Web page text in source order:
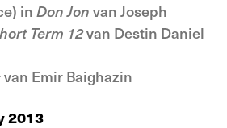
in Don Jon van Joseph
Term 12van Destin Daniel
van Emir Baighazin
2013